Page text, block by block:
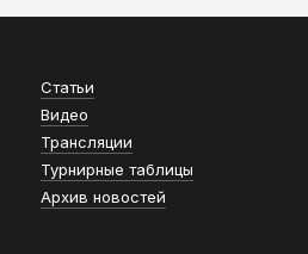
Статьи
Видео
Трансляции
Турнирные таблицы
Архив новостей